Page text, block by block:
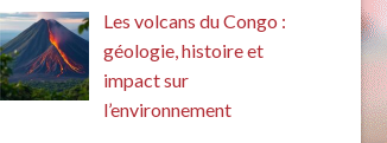
Les volcans du Congo :
géologie, histoire et
impact sur
l’environnement